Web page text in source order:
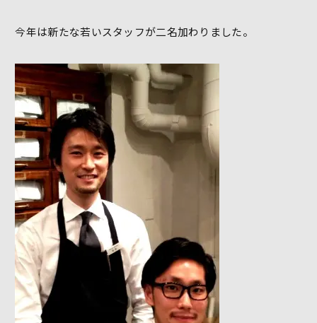
今年は新たな若いスタッフが二名加わりました。